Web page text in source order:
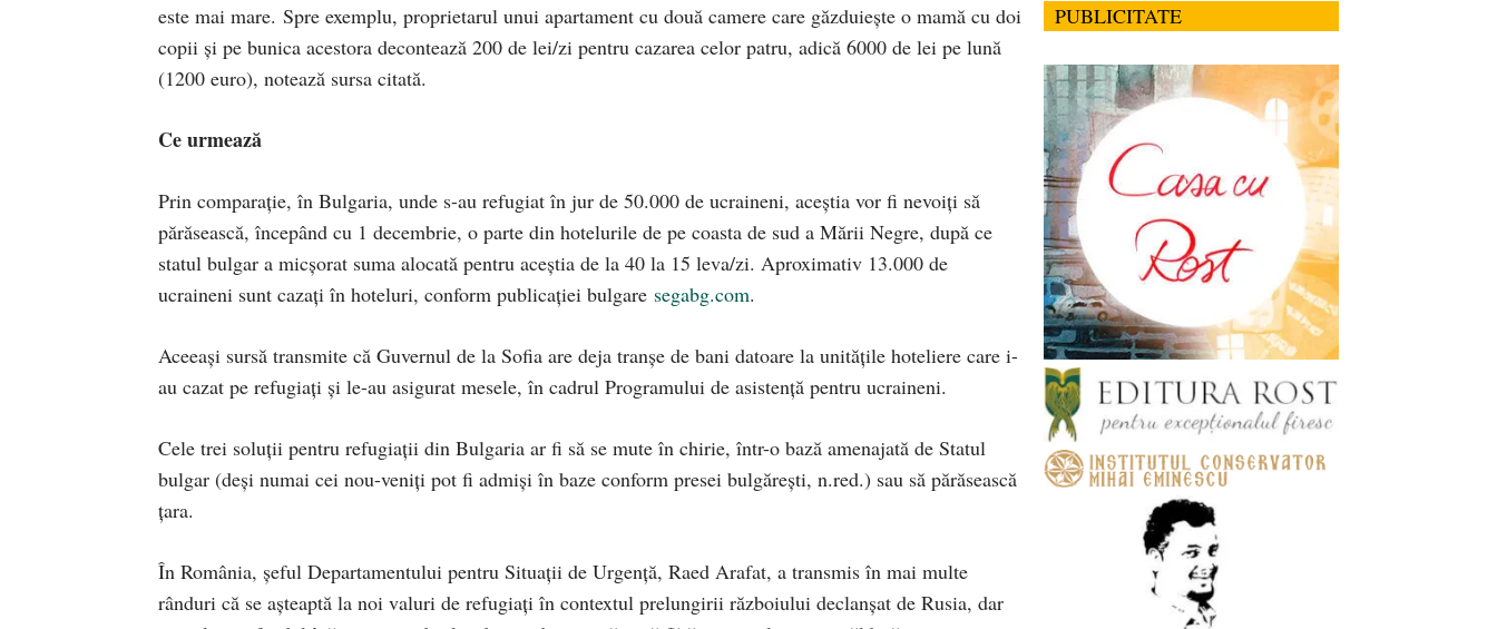
este mai mare. Spre exemplu, proprietarul unui apartament cu două camere care găzduiește o mamă cu doi
copii și pe bunica acestora decontează 200 de lei/zi pentru cazarea celor patru, adică 6000 de lei pe lună
(1200 euro), notează sursa citată.
Ce urmează
Prin comparație, în Bulgaria, unde s-au refugiat în jur de 50.000 de ucraineni, aceștia vor fi nevoiți să
părăsească, începând cu 1 decembrie, o parte din hotelurile de pe coasta de sud a Mării Negre, după ce
statul bulgar a micșorat suma alocată pentru aceștia de la 40 la 15 leva/zi. Aproximativ 13.000 de
ucraineni sunt cazați în hoteluri, conform publicației bulgare segabg.com.
Aceeași sursă transmite că Guvernul de la Sofia are deja tranșe de bani datoare la unitățile hoteliere care i-
au cazat pe refugiați și le-au asigurat mesele, în cadrul Programului de asistență pentru ucraineni.
Cele trei soluții pentru refugiații din Bulgaria ar fi să se mute în chirie, într-o bază amenajată de Statul
bulgar (deși numai cei nou-veniți pot fi admiși în baze conform presei bulgărești, n.red.) sau să părăsească
țara.
În România, șeful Departamentului pentru Situații de Urgență, Raed Arafat, a transmis în mai multe
rânduri că se așteaptă la noi valuri de refugiați în contextul prelungirii războiului declanșat de Rusia, dar
PUBLICITATE